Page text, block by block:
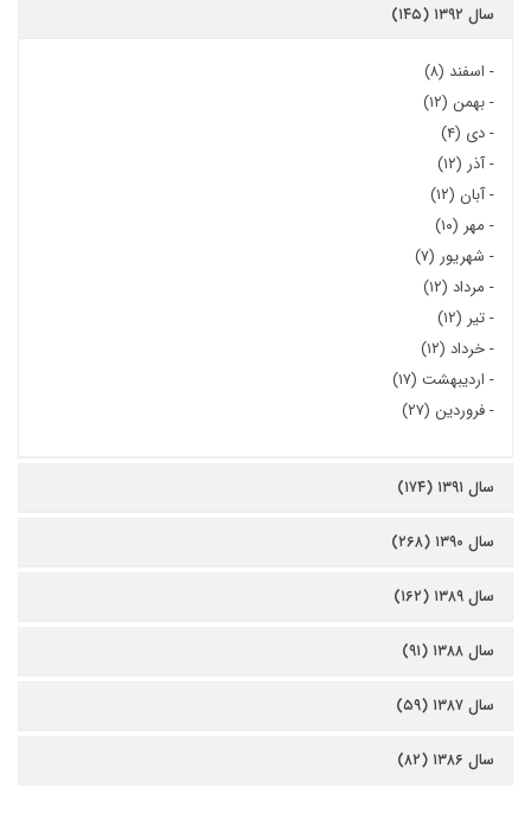
سال ۱۳۹۲ (۱۴۵)
- اسفند (۸)
-بهمن (۱۲)
-دی (۴)
-آذر (۱۲)
-آبان (۱۲)
- مهر (۱۰)
- شهریور (۷)
- مرداد (۱۲)
-تیر (۱۲)
-خرداد (۱۲)
- اردیبهشت (۱۷)
-فروردین (۲۷)
سال ۱۳۹۱ (۱۷۴)
سال ۱۳۹۰ (۲۶۸)
سال ۱۳۸۹ (۱۶۲)
سال ۱۳۸۸ (۹۱)
سال ۱۳۸۷ (۵۹)
سال ۱۳۸۶ (۸۲)